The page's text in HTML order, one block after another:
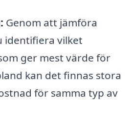
Genom att jämföra
identifiera vilket
ger mest värde för
kan det finnas stora
för samma typ av